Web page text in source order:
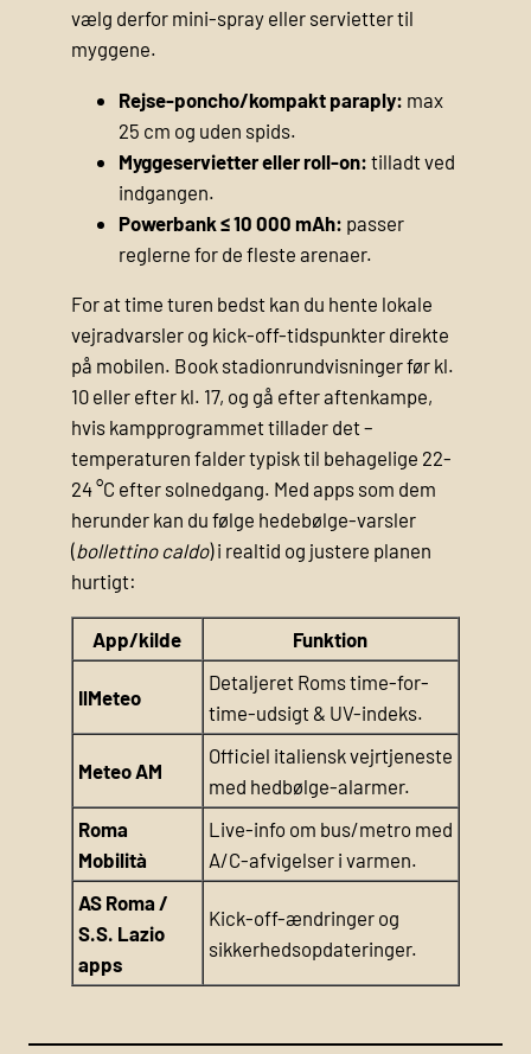
vælg derfor mini-spray eller servietter til
myggene.
Rejse-poncho/kompakt paraply: max
25 cm og uden spids.
Myggeservietter eller roll-on: tilladt ved
indgangen.
Powerbank ≤ 10 000 mAh: passer
reglerne for de fleste arenaer.
For at time turen bedst kan du hente lokale
vejradvarsler og kick-off-tidspunkter direkte
på mobilen. Book stadionrundvisninger før kl.
10 eller efter kl. 17, og gå efter aftenkampe,
hvis kampprogrammet tillader det –
temperaturen falder typisk til behagelige 22-
24 °C efter solnedgang. Med apps som dem
herunder kan du følge hedebølge-varsler
(bollettino caldo) i realtid og justere planen
hurtigt:
App/kilde Funktion
IlMeteo
Detaljeret Roms time-for-
time-udsigt & UV-indeks.
Meteo AM
Officiel italiensk vejrtjeneste
med hedbølge-alarmer.
Roma
Mobilità
Live-info om bus/metro med
A/C-afvigelser i varmen.
AS Roma /
S.S. Lazio
apps
Kick-off-ændringer og
sikkerhedsopdateringer.